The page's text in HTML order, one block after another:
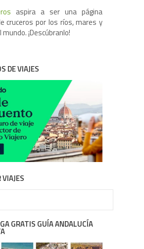
aspira a ser una página
cruceros por los ríos, mares y
¡Descúbranlo!
DE VIAJES
GRATIS GUÍA ANDALUCÍA